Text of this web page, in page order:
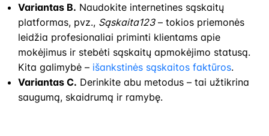
Variantas B. Naudokite internetines sąskaitų
platformas, pvz., Sąskaita123– tokios priemonės
leidžia profesionaliai priminti klientams apie
mokėjimus ir stebėti sąskaitų apmokėjimo statusą.
Kita galimybė – išankstinės sąskaitos faktūros.
Variantas C. Derinkite abu metodus – tai užtikrina
saugumą, skaidrumą ir ramybę.